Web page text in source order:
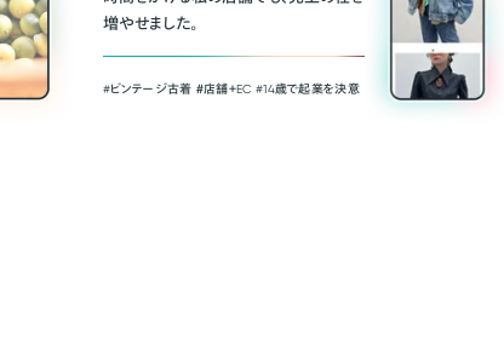
増やせました。
#ビンテージ古着 ＃店舗＋EC #14歳で起業を決意